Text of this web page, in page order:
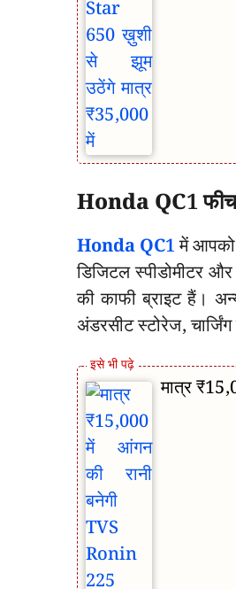
Honda QC1
Honda QC1में
डिजिटल स्पीडोमीटर
की काफी ब्राइट हैं।
अंडरसीट स्टोरेज,
मात्र